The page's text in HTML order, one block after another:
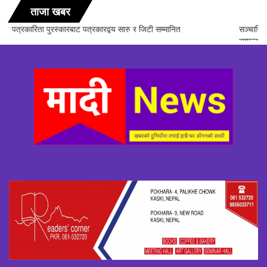
ताजा खबर
सञ्चारिका समूह गण्डकीद्धारा ‘सञ्चारमा क्वान्टम हिलिङको महत्त्व’ विषयक अन्तरक्रिया